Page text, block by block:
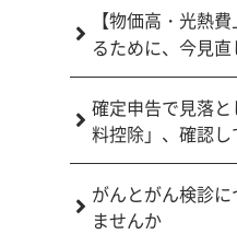
【物価高・光熱
るために、今見
確定申告で見落
料控除」、確認し
がんとがん検診
ませんか